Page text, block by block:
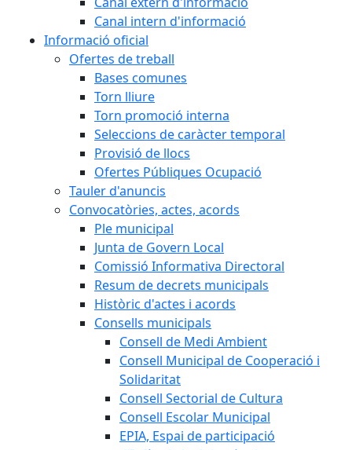
Canal intern d'informació
Informació oficial
Ofertes de treball
Bases comunes
Torn lliure
Torn promoció interna
Seleccions de caràcter temporal
Provisió de llocs
Ofertes Públiques Ocupació
Tauler d'anuncis
Convocatòries, actes, acords
Ple municipal
Junta de Govern Local
Comissió Informativa Directoral
Resum de decrets municipals
Històric d'actes i acords
Consells municipals
Consell de Medi Ambient
Consell Municipal de Cooperació i
Solidaritat
Consell Sectorial de Cultura
Consell Escolar Municipal
EPIA, Espai de participació